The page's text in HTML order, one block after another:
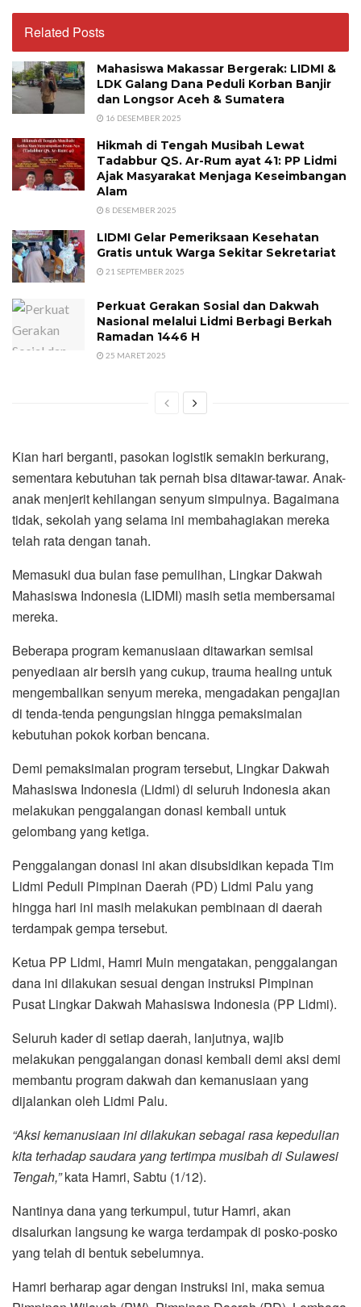
Related Posts
Mahasiswa Makassar Bergerak: LIDMI &
LDK Galang Dana Peduli Korban Banjir
dan Longsor Aceh & Sumatera
16 DESEMBER 2025
Hikmah di Tengah Musibah Lewat
Tadabbur QS. Ar-Rum ayat 41: PP Lidmi
Ajak Masyarakat Menjaga Keseimbangan
Alam
8 DESEMBER 2025
LIDMI Gelar Pemeriksaan Kesehatan
Gratis untuk Warga Sekitar Sekretariat
21 SEPTEMBER 2025
Perkuat Gerakan Sosial dan Dakwah
Nasional melalui Lidmi Berbagi Berkah
Ramadan 1446 H
25 MARET 2025
Kian hari berganti, pasokan logistik semakin berkurang,
sementara kebutuhan tak pernah bisa ditawar-tawar. Anak-
anak menjerit kehilangan senyum simpulnya. Bagaimana
tidak, sekolah yang selama ini membahagiakan mereka
telah rata dengan tanah.
Memasuki dua bulan fase pemulihan, Lingkar Dakwah
Mahasiswa Indonesia (LIDMI) masih setia membersamai
mereka.
Beberapa program kemanusiaan ditawarkan semisal
penyediaan air bersih yang cukup, trauma healing untuk
mengembalikan senyum mereka, mengadakan pengajian
di tenda-tenda pengungsian hingga pemaksimalan
kebutuhan pokok korban bencana.
Demi pemaksimalan program tersebut, Lingkar Dakwah
Mahasiswa Indonesia (Lidmi) di seluruh Indonesia akan
melakukan penggalangan donasi kembali untuk
gelombang yang ketiga.
Penggalangan donasi ini akan disubsidikan kepada Tim
Lidmi Peduli Pimpinan Daerah (PD) Lidmi Palu yang
hingga hari ini masih melakukan pembinaan di daerah
terdampak gempa tersebut.
Ketua PP Lidmi, Hamri Muin mengatakan, penggalangan
dana ini dilakukan sesuai dengan instruksi Pimpinan
Pusat Lingkar Dakwah Mahasiswa Indonesia (PP Lidmi).
Seluruh kader di setiap daerah, lanjutnya, wajib
melakukan penggalangan donasi kembali demi aksi demi
membantu program dakwah dan kemanusiaan yang
dijalankan oleh Lidmi Palu.
“Aksi kemanusiaan ini dilakukan sebagai rasa kepedulian
kita terhadap saudara yang tertimpa musibah di Sulawesi
Tengah,”kata Hamri, Sabtu (1/12).
Nantinya dana yang terkumpul, tutur Hamri, akan
disalurkan langsung ke warga terdampak di posko-posko
yang telah di bentuk sebelumnya.
Hamri berharap agar dengan instruksi ini, maka semua